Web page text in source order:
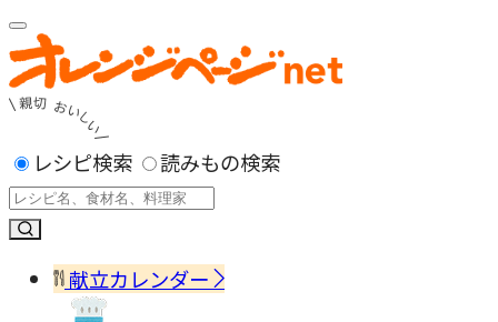
レシピ検索 読みもの検索
献立カレンダー